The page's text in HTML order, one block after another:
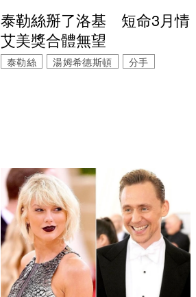
泰勒絲掰了洛基 短命3月情
艾美獎合體無望
泰勒絲 湯姆希德斯頓 分手